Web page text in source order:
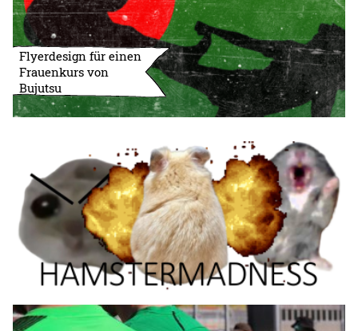
Flyerdesign für einen
Frauenkurs von
Bujutsu